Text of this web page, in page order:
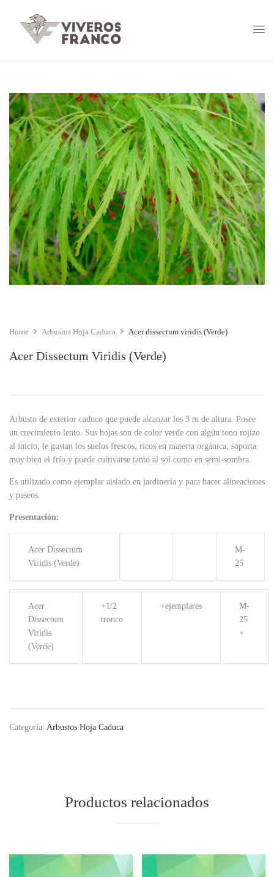
Home Arbustos Hoja Caduca Acer dissectum viridis (Verde)
Acer Dissectum Viridis (Verde)
Arbusto de exterior caduco que puede alcanzar los 3 m de altura. Posee
un crecimiento lento. Sus hojas son de color verde con algún tono rojizo
al inicio, le gustan los suelos frescos, ricos en materia orgánica, soporta
muy bien el frío y puede cultivarse tanto al sol como en semi-sombra.
Es utilizado como ejemplar aislado en jardinería y para hacer alineaciones
y paseos.
Presentación:
Acer Dissectum
Viridis (Verde)
M-
25
Acer
Dissectum
Viridis
(Verde)
+1/2
tronco
+ejemplares
M-
25
+
Categoría: Arbustos Hoja Caduca
Productos relacionados